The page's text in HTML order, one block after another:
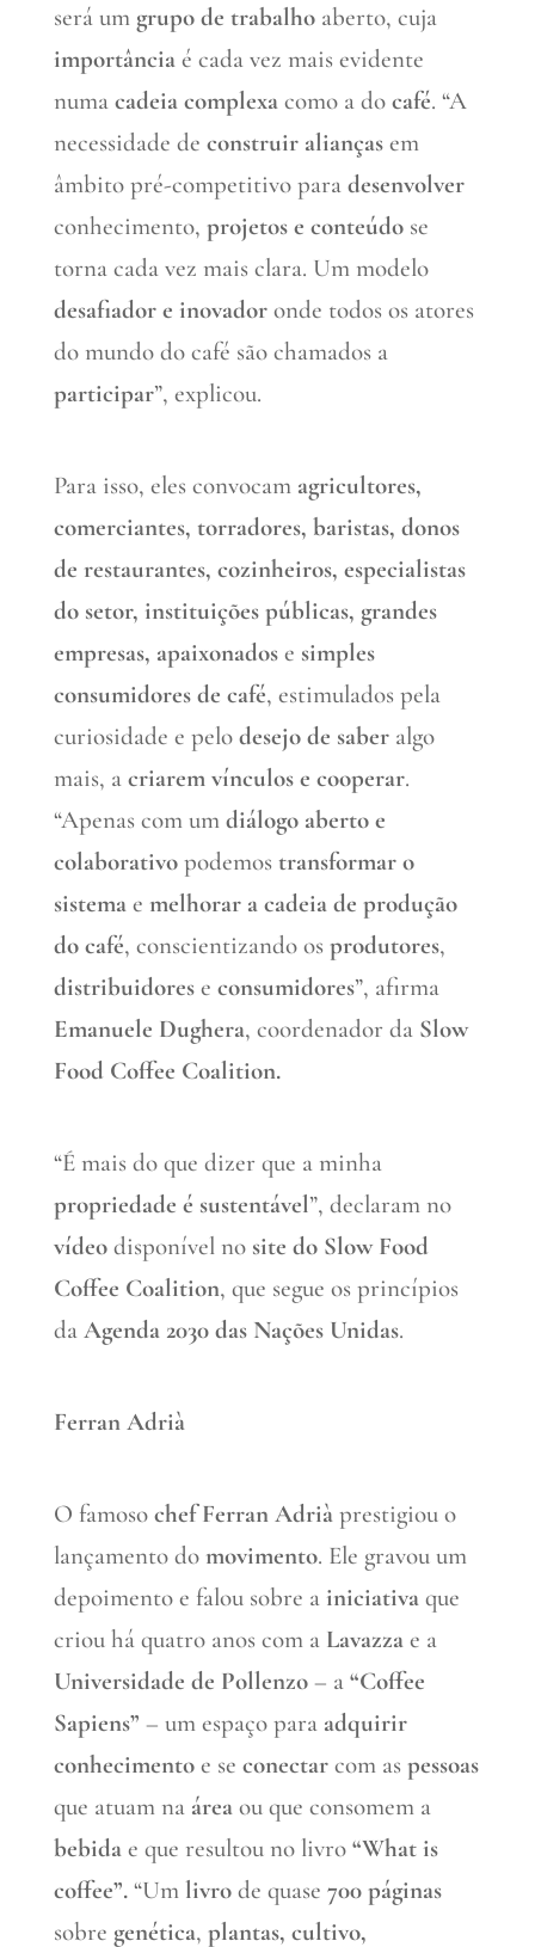
será um grupo de trabalhoaberto, cuja
importânciaé cada vez mais evidente
numa cadeia complexacomo a do café. “A
necessidade de construir aliançasem
âmbito pré-competitivo para desenvolver
conhecimento, projetos e conteúdose
torna cada vez mais clara. Um modelo
desafiador e inovadoronde todos os atores
do mundo do café são chamados a
participar”, explicou.
Para isso, eles convocam agricultores,
comerciantes, torradores, baristas, donos
de restaurantes, cozinheiros, especialistas
do setor, instituições públicas, grandes
empresas, apaixonados e simples
consumidores de café, estimulados pela
curiosidade e pelo desejo de saberalgo
mais, a criarem vínculos e cooperar.
“Apenas com um diálogo aberto e
colaborativopodemos transformar o
sistemae melhorar a cadeia de produção
do café, conscientizando os produtores,
distribuidorese consumidores”, afirma
Emanuele Dughera, coordenador da Slow
Food Coffee Coalition.
“É mais do que dizer que a minha
propriedade é sustentável”, declaram no
vídeo disponível no site do Slow Food
Coffee Coalition, que segue os princípios
da Agenda 2030 das Nações Unidas.
Ferran Adrià
O famoso chef Ferran Adriàprestigiou o
lançamento do movimento. Ele gravou um
depoimento e falou sobre a iniciativaque
criou há quatro anos com a Lavazzae a
Universidade de Pollenzo– a “Coffee
Sapiens” – um espaço para adquirir
conhecimentoe se conectarcom as pessoas
que atuam na áreaou que consomem a
bebidae que resultou no livro “What is
coffee”.“Um livrode quase 700 páginas
sobre genética, plantas, cultivo,